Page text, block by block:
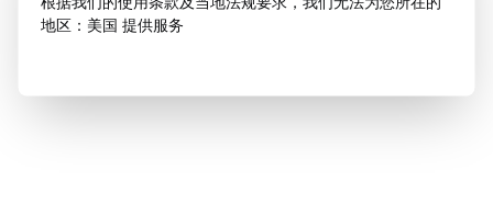
地区：美国 提供服务